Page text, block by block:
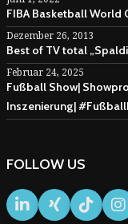
FIBA Basketball World
Dezember 26, 2013
Best of TV total
Februar 24, 2025
Fußball Show|
Inszenierung|
FOLLOW US